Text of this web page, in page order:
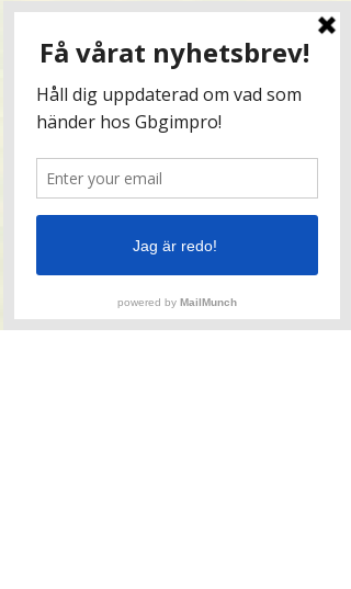
JULKLAPP biljetter STOR - företag
100 föreställningsbiljetter 15 000 kr - STOR (20%
rabatt)
Boka en workshop,
eller underhållning till
julfesten